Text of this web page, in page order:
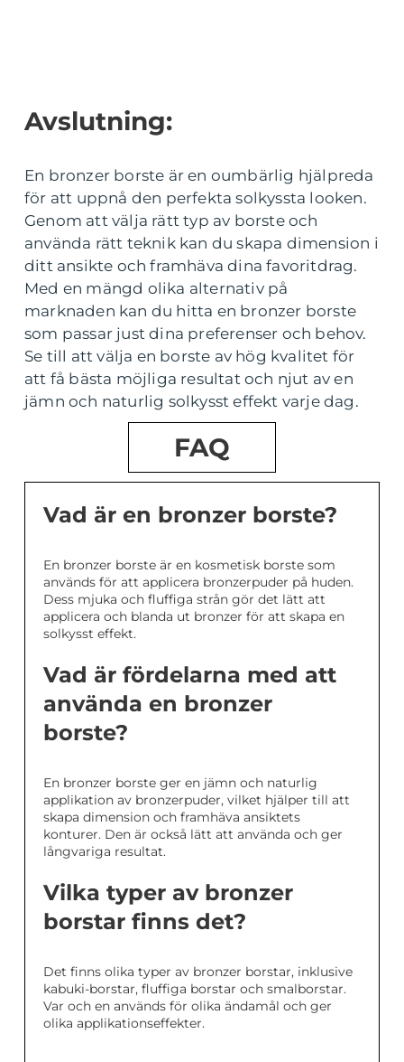
Avslutning:
En bronzer borste är en oumbärlig hjälpreda
för att uppnå den perfekta solkyssta looken.
Genom att välja rätt typ av borste och
använda rätt teknik kan du skapa dimension i
ditt ansikte och framhäva dina favoritdrag.
Med en mängd olika alternativ på
marknaden kan du hitta en bronzer borste
som passar just dina preferenser och behov.
Se till att välja en borste av hög kvalitet för
att få bästa möjliga resultat och njut av en
jämn och naturlig solkysst effekt varje dag.
FAQ
Vad är en bronzer borste?
En bronzer borste är en kosmetisk borste som
används för att applicera bronzerpuder på huden.
Dess mjuka och fluffiga strån gör det lätt att
applicera och blanda ut bronzer för att skapa en
solkysst effekt.
Vad är fördelarna med att
använda en bronzer
borste?
En bronzer borste ger en jämn och naturlig
applikation av bronzerpuder, vilket hjälper till att
skapa dimension och framhäva ansiktets
konturer. Den är också lätt att använda och ger
långvariga resultat.
Vilka typer av bronzer
borstar finns det?
Det finns olika typer av bronzer borstar, inklusive
kabuki-borstar, fluffiga borstar och smalborstar.
Var och en används för olika ändamål och ger
olika applikationseffekter.